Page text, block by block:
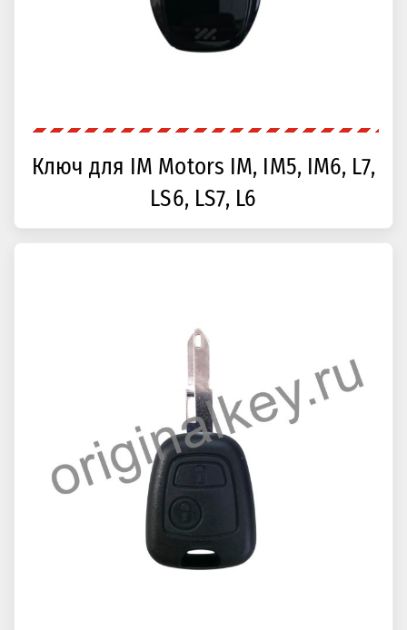
Ключ для IM Motors IM, IM5, IM6, L7,
LS6, LS7, L6